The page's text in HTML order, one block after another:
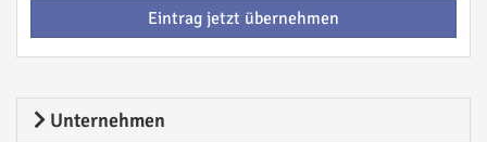
Eintrag jetzt übernehmen
Unternehmen